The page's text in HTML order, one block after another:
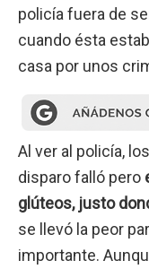
policía fuera de
cuando ésta
casa por unos
Al ver al policía,
disparo falló pero
glúteos, justo
se llevó la peor
importante.